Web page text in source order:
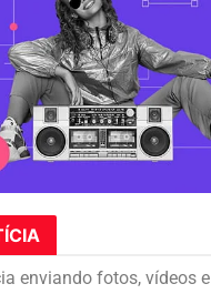
enviando fotos, vídeos e